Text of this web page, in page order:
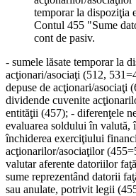
temporar la dispoziţia
Contul 455 "Sume
cont de pasiv.
- sumele lăsate temporar la
acţionari/asociaţi (512,
depuse de acţionari/asociaţi
dividende cuvenite
entităţii (457); - diferenţele
evaluarea soldului în valută,
închiderea exerciţiului
acţionarilor/asociaţilor
valutar aferente datoriilor
sume reprezentând datorii
sau anulate, potrivit legii